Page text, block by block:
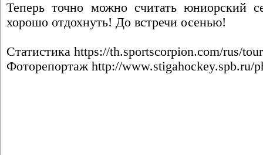
Теперь точно можно считать юниорский
хорошо отдохнуть! До встречи осенью!
Статистика https://th.sportscorpion.com/rus/
Фоторепортаж http://www.stigahockey.spb.ru/